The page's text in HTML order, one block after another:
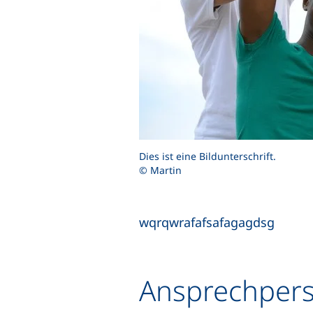
Dies ist eine Bildunterschrift.
© Martin
wqrqwrafafsafagagdsg